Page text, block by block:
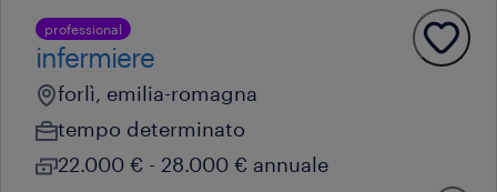
professional
infermiere
forlì, emilia-romagna
tempo determinato
22.000 € - 28.000 € annuale